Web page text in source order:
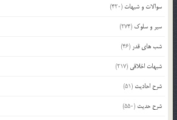
سوالات و شبهات (420)
سیر و سلوک (274)
شب های قدر (46)
شبهات اخلاقی (217)
شرح احادیث (51)
شرح حدیث (550)